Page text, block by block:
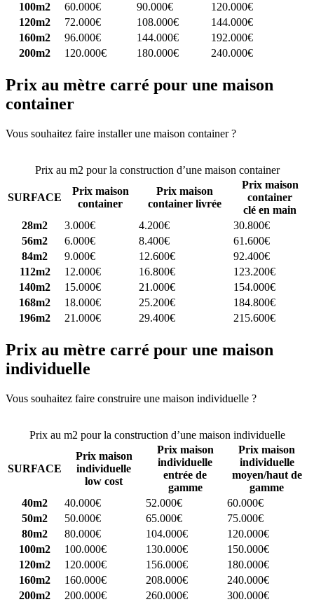
100m2
60.000€ 90.000€
120.000€
120m2
72.000€ 108.000€
144.000€
160m2
96.000€ 144.000€
192.000€
200m2
120.000€ 180.000€ 240.000€
Prix au mètre carré pour une maison
container
Vous souhaitez faire installer une maison container ?
Prix au m2 pour la construction d’une maison container
SURFACE
Prix maison
container
Prix maison
container livrée
Prix maison
container
clé en main
28m2
3.000€ 4.200€
30.800€
56m2
6.000€ 8.400€
61.600€
84m2
9.000€ 12.600€
92.400€
112m2
12.000€ 16.800€
123.200€
140m2
15.000€ 21.000€
154.000€
168m2
18.000€ 25.200€
184.800€
196m2
21.000€ 29.400€ 215.600€
Prix au mètre carré pour une maison
individuelle
Vous souhaitez faire construire une maison individuelle ?
Prix au m2 pour la construction d’une maison individuelle
SURFACE
Prix maison
individuelle
low cost
Prix maison
individuelle
entrée de
gamme
Prix maison
individuelle
moyen/haut de
gamme
40m2
40.000€ 52.000€
60.000€
50m2
50.000€ 65.000€
75.000€
80m2
80.000€ 104.000€
120.000€
100m2
100.000€ 130.000€
150.000€
120m2
120.000€ 156.000€
180.000€
160m2
160.000€ 208.000€
240.000€
200m2
200.000€ 260.000€ 300.000€